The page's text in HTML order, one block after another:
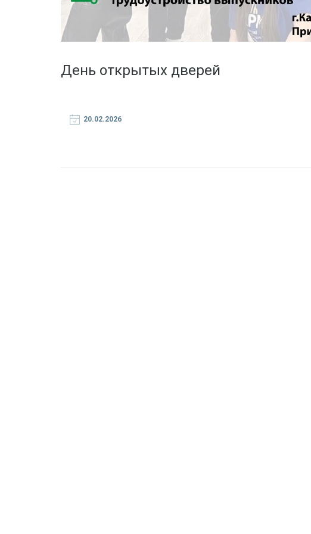
День открытых дверей
20.02.2026